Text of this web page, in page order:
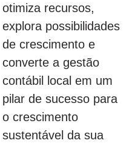
otimiza recursos,
explora possibilidades
de crescimento e
converte a gestão
contábil local em um
pilar de sucesso para
o crescimento
sustentável da sua